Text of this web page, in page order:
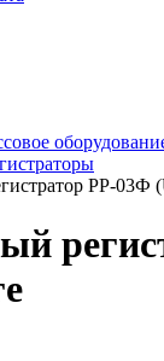
РР-03Ф